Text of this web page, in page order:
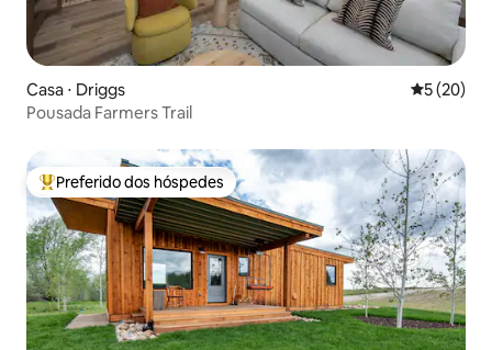
Casa ⋅ Driggs 5 de uma
5 (20)
Pousada Farmers Trail
Entre os melhores preferidos dos hóspedes
Preferido dos hóspedes